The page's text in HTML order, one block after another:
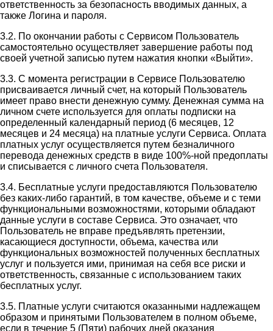
ответственность за безопасность вводимых данных, а
также Логина и пароля.
3.2. По окончании работы с Сервисом Пользователь
самостоятельно осуществляет завершение работы под
своей учетной записью путем нажатия кнопки «Выйти».
3.3. С момента регистрации в Сервисе Пользователю
присваивается личный счет, на который Пользователь
имеет право внести денежную сумму. Денежная сумма на
личном счете используется для оплаты подписки на
определенный календарный период (6 месяцев, 12
месяцев и 24 месяца) на платные услуги Сервиса. Оплата
платных услуг осуществляется путем безналичного
перевода денежных средств в виде 100%-ной предоплаты
и списывается с личного счета Пользователя.
3.4. Бесплатные услуги предоставляются Пользователю
без каких-либо гарантий, в том качестве, объеме и с теми
функциональными возможностями, которыми обладают
данные услуги в составе Сервиса. Это означает, что
Пользователь не вправе предъявлять претензии,
касающиеся доступности, объема, качества или
функциональных возможностей полученных бесплатных
услуг и пользуется ими, принимая на себя все риски и
ответственность, связанные с использованием таких
бесплатных услуг.
3.5. Платные услуги считаются оказанными надлежащем
образом и принятыми Пользователем в полном объеме,
если в течение 5 (Пяти) рабочих дней оказания